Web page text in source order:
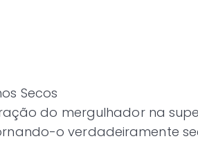
Secos
do mergulhador na
o verdadeiramente